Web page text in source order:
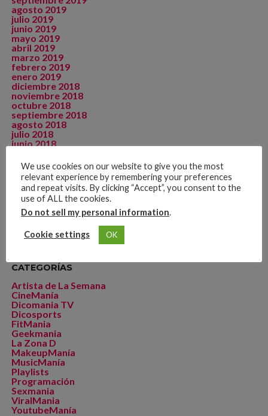
agosto 2019
julio 2019
junio 2019
mayo 2019
abril 2019
marzo 2019
febrero 2019
enero 2019
diciembre 2018
noviembre 2018
octubre 2018
septiembre 2018
agosto 2018
julio 2018
junio 2018
abril 2018
diciembre 2017
septiembre 2015
agosto 2015
julio 2015
mayo 2015
noviembre 2014
CATEGORÍAS
Artista de La Semana
CineManía
Dicomania TV
Dicosports
FitMania
Geekmania
La Zona D
MakeupManía
MusicManía
Playlists
Programación
Sexmania
ViralMania
YoutubeManía
We use cookies on our website to give you the most
relevant experience by remembering your preferences
and repeat visits. By clicking “Accept”, you consent to the
use of ALL the cookies.
Do not sell my personal information.
Cookie settings OK